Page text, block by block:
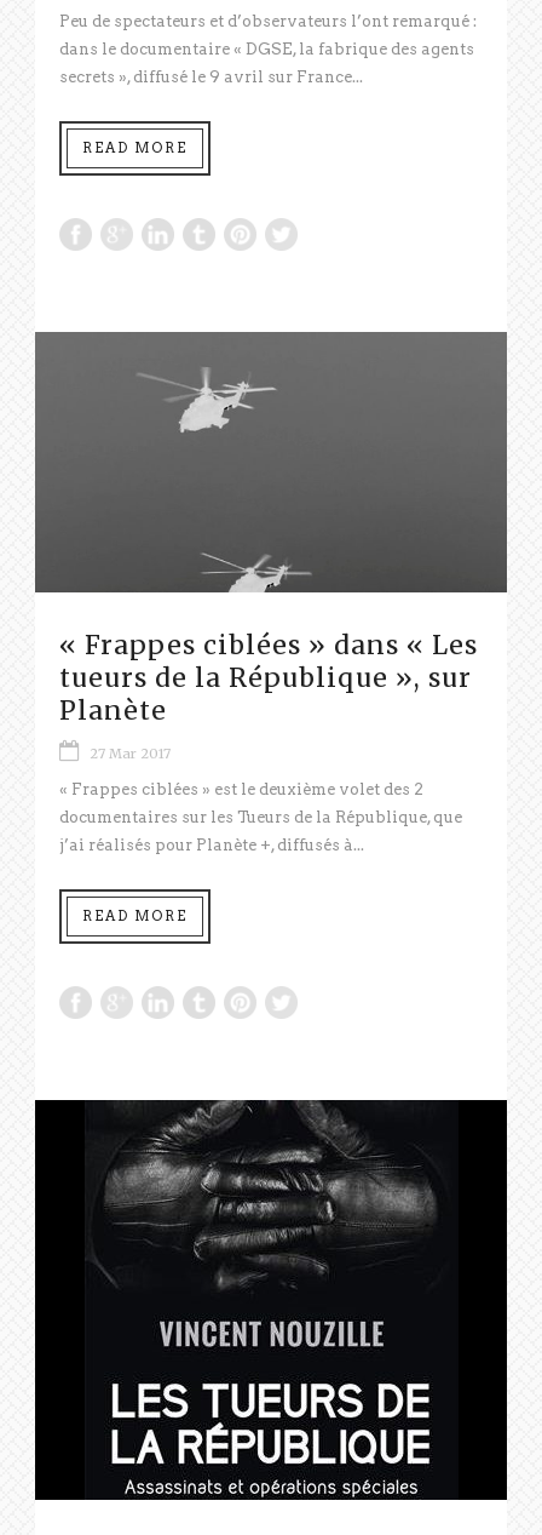
Peu de spectateurs et d’observateurs l’ont remarqué :
dans le documentaire « DGSE, la fabrique des agents
secrets », diffusé le 9 avril sur France...
READ MORE
« Frappes ciblées » dans « Les
tueurs de la République », sur
Planète
27 Mar 2017
« Frappes ciblées » est le deuxième volet des 2
documentaires sur les Tueurs de la République, que
j’ai réalisés pour Planète +, diffusés à...
READ MORE